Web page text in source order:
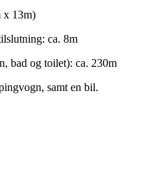
x 13m)
ca. 8m
bad og toilet): ca. 230m
samt en bil.